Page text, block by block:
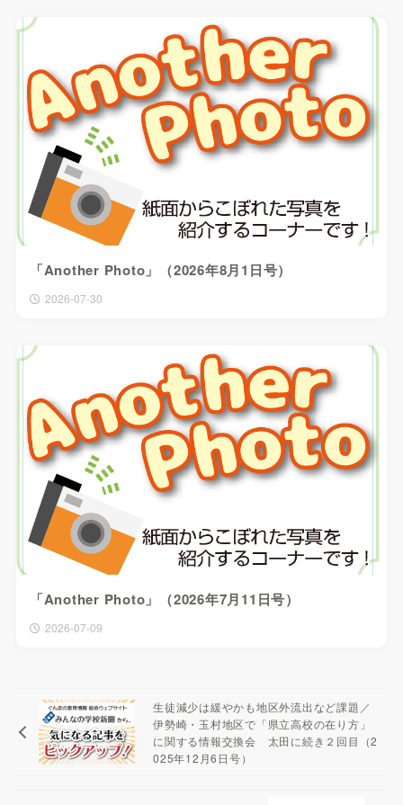
「Another Photo」（2026年8月1日号）
2026-07-30
「Another Photo」（2026年7月11日号）
2026-07-09
生徒減少は緩やかも地区外流出など課題／
伊勢崎・玉村地区で「県立高校の在り方」
に関する情報交換会 太田に続き２回目（2
025年12月6日号）